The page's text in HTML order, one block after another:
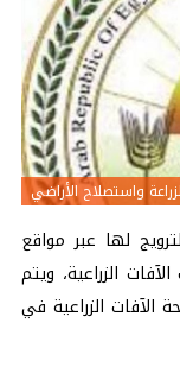
واستصلاح الأراضي
لها عبر مواقع
الزراعية، ويتم
الآفات الزراعية في